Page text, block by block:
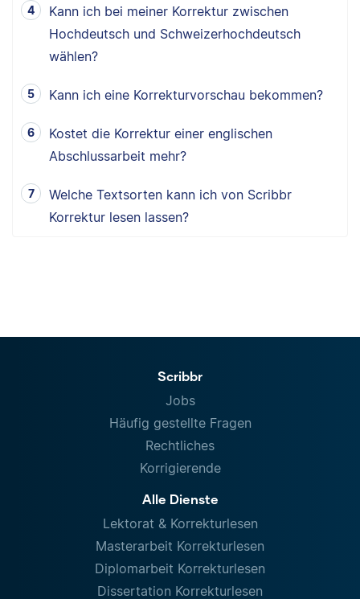
Kann ich bei meiner Korrektur zwischen
Hochdeutsch und Schweizerhochdeutsch
wählen?
Kann ich eine Korrekturvorschau bekommen?
Kostet die Korrektur einer englischen
Abschlussarbeit mehr?
Welche Textsorten kann ich von Scribbr
Korrektur lesen lassen?
Scribbr
Jobs
Häufig gestellte Fragen
Rechtliches
Korrigierende
Alle Dienste
Lektorat & Korrekturlesen
Masterarbeit Korrekturlesen
Diplomarbeit Korrekturlesen
Dissertation Korrekturlesen